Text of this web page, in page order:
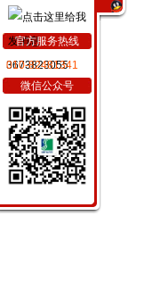
3673823055
官方服务热线
010-82481341
微信公众号